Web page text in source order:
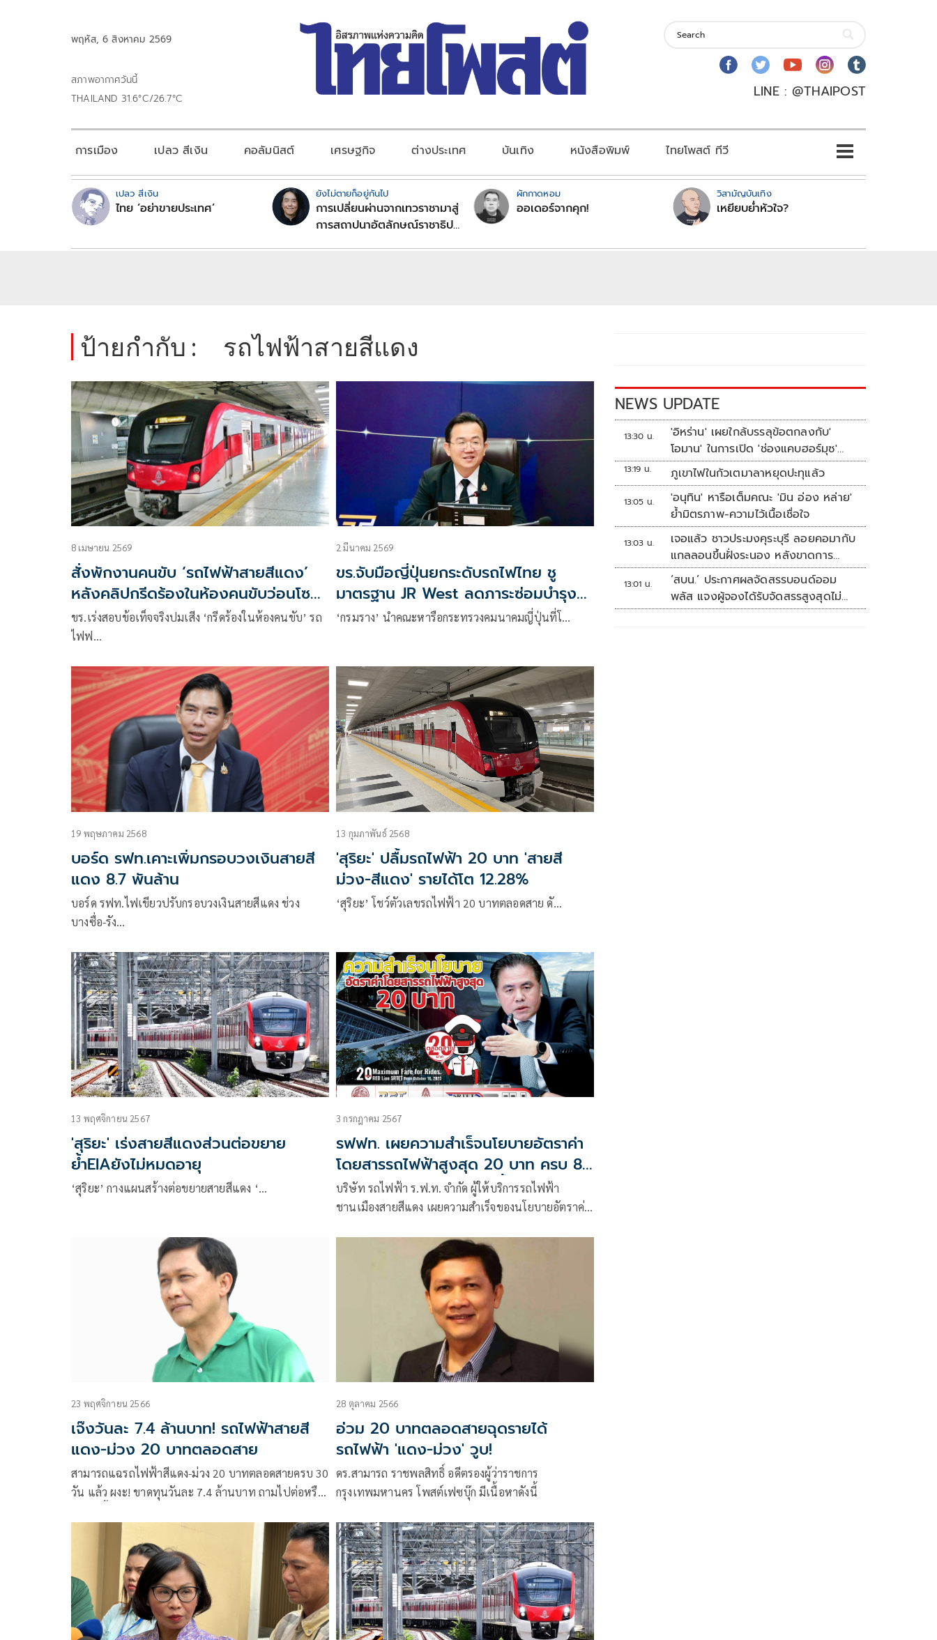
พฤหัส, 6 สิงหาคม 2569
สภาพอากาศวันนี้
THAILAND 31.6°C/26.7°C
LINE : @THAIPOST
การเมือง เปลว สีเงิน คอลัมนิสต์ เศรษฐกิจ ต่างประเทศ บันเทิง หนังสือพิมพ์ ไทยโพสต์ ทีวี
เปลว สีเงิน
ไทย ‘อย่าขายประเทศ’
ยังไม่ตายก็อยู่กันไป
การเปลี่ยนผ่านจากเทวราชามาสู่
การสถาปนาอัตลักษณ์ราชาธิป
ผักกาดหอม
ออเดอร์จากคุก!
วิสามัญบันเทิง
เหยียบย่ำหัวใจ?
ป้ายกำกับ : รถไฟฟ้าสายสีแดง
8 เมษายน 2569
สั่งพักงานคนขับ ‘รถไฟฟ้าสายสีแดง’
หลังคลิปกรีดร้องในห้องคนขับว่อนโซ
เชียล
ขร.เร่งสอบข้อเท็จจริงปมเสีง ‘กรีดร้องในห้องคนขับ’ รถ
ไฟฟ…
2 มีนาคม 2569
ขร.จับมือญี่ปุ่นยกระดับรถไฟไทย ชู
มาตรฐาน JR West ลดภาระซ่อมบำรุง
22%
‘กรมราง’ นำคณะหารือกระทรวงคมนาคมญี่ปุ่นที่โ…
19 พฤษภาคม 2568
บอร์ด รฟท.เคาะเพิ่มกรอบวงเงินสายสี
แดง 8.7 พันล้าน
บอร์ด รฟท.ไฟเขียวปรับกรอบวงเงินสายสีแดง ช่วง
บางซื่อ-รัง…
13 กุมภาพันธ์ 2568
'สุริยะ' ปลื้มรถไฟฟ้า 20 บาท 'สายสี
ม่วง-สีแดง' รายได้โต 12.28%
‘สุริยะ’ โชว์ตัวเลขรถไฟฟ้า 20 บาทตลอดสาย ดั…
13 พฤศจิกายน 2567
'สุริยะ' เร่งสายสีแดงส่วนต่อขยาย
ย้ำEIAยังไม่หมดอายุ
‘สุริยะ’ กางแผนสร้างต่อขยายสายสีแดง ‘…
3 กรกฎาคม 2567
รฟฟท. เผยความสำเร็จนโยบายอัตราค่า
โดยสารรถไฟฟ้าสูงสุด 20 บาท ครบ 8
เดือน มีผู้ใช้บริการเพิ่มสูงขึ้นอย่างต่อ
เนื่อง
บริษัท รถไฟฟ้า ร.ฟ.ท. จำกัด ผู้ให้บริการรถไฟฟ้า
ชานเมืองสายสีแดง เผยความสำเร็จของนโยบายอัตราค่า
เพิ่มสูงขึ้นอย่างต่อเนื่อง
23 พฤศจิกายน 2566
เจ๊งวันละ 7.4 ล้านบาท! รถไฟฟ้าสายสี
แดง-ม่วง 20 บาทตลอดสาย
สามารถแฉรถไฟฟ้าสีแดง-ม่วง 20 บาทตลอดสายครบ 30
วัน แล้ว ผงะ! ขาดทุนวันละ 7.4 ล้านบาท ถามไปต่อหรือ
28 ตุลาคม 2566
อ่วม 20 บาทตลอดสายฉุดรายได้
รถไฟฟ้า 'แดง-ม่วง' วูบ!
ดร.สามารถ ราชพลสิทธิ์ อดีตรองผู้ว่าราชการ
กรุงเทพมหานคร โพสต์เฟซบุ๊ก มีเนื้อหาดังนี้
NEWS UPDATE
13:30 น.
'อิหร่าน' เผยใกล้บรรลุข้อตกลงกับ'
โอมาน' ในการเปิด 'ช่องแคบฮอร์มุซ'
แล้ว แต่การเปิดขึ้นอยู่กับสหรัฐฯ
13:19 น. ภูเขาไฟในกัวเตมาลาหยุดปะทุแล้ว
13:05 น.
'อนุทิน' หารือเต็มคณะ 'มิน อ่อง หล่าย'
ย้ำมิตรภาพ-ความไว้เนื้อเชื่อใจ
13:03 น.
เจอแล้ว ชาวประมงคุระบุรี ลอยคอมากับ
แกลลอนขึ้นฝั่งระนอง หลังขาดการ
ติดต่อหลายวัน
13:01 น.
‘สบน.’ ประกาศผลจัดสรรบอนด์ออม
พลัส แจงผู้จองได้รับจัดสรรสูงสุดไม่
เกิน117,000บาท